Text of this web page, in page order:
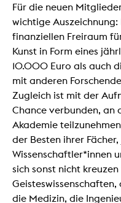
Für die neuen
wichtige
finanziellen Freiraum
Kunst in Form eines
10.000 Euro als auch
mit anderen
Zugleich ist mit der
Chance verbunden, an
Akademie
der Besten ihrer
Wissenschaftler*innen
sich sonst nicht
die Medizin, die